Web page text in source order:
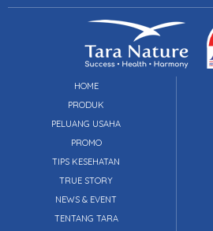
HOME
PRODUK
PELUANG USAHA
PROMO
TIPS KESEHATAN
TRUE STORY
NEWS & EVENT
TENTANG TARA